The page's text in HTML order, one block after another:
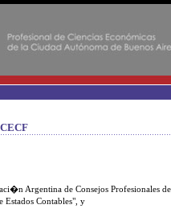
Argentina de Consejos Profesionales
Contables", y